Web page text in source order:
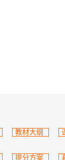
教材大纲
提分方案